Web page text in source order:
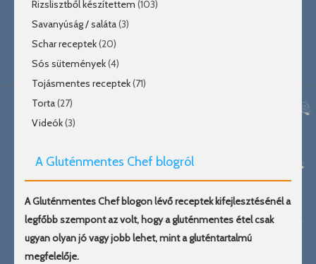
Rizslisztből készítettem (103)
Savanyúság / saláta(3)
Schar receptek(20)
Sós sütemények(4)
Tojásmentes receptek(71)
Torta(27)
Videók(3)
A Gluténmentes Chef blogról
A Gluténmentes Chef blogon lévő receptek kifejlesztésénél a
legfőbb szempont az volt, hogy a gluténmentes étel csak
ugyan olyan jó vagy jobb lehet, mint a gluténtartalmú
megfelelője.